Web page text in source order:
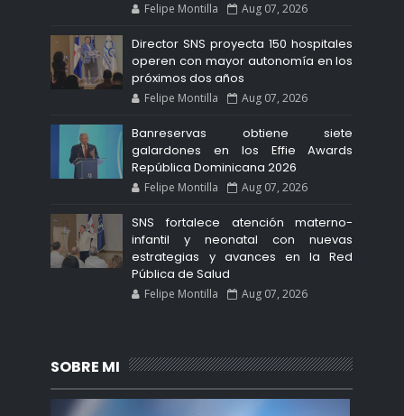
Felipe Montilla Aug 07, 2026
Director SNS proyecta 150 hospitales
operen con mayor autonomía en los
próximos dos años
Felipe Montilla Aug 07, 2026
Banreservas obtiene siete
galardones en los Effie Awards
República Dominicana 2026
Felipe Montilla Aug 07, 2026
SNS fortalece atención materno-
infantil y neonatal con nuevas
estrategias y avances en la Red
Pública de Salud
Felipe Montilla Aug 07, 2026
SOBRE MI